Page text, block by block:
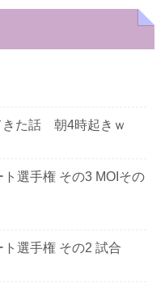
きた話 朝4時起きｗ
選手権 その3 MOIその
選手権 その2 試合